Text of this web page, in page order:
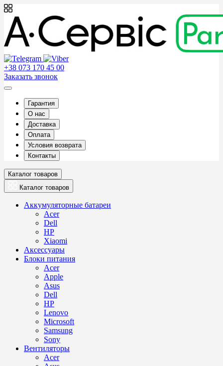
+38 073 170 45 00
Заказать звонок
Гарантия
О нас
Доставка
Оплата
Условия возврата
Контакты
Каталог товаров
Каталог товаров
Аккумуляторные батареи
Acer
Dell
HP
Xiaomi
Аксессуары
Блоки питания
Acer
Apple
Asus
Dell
HP
Lenovo
Microsoft
Samsung
Sony
Вентиляторы
Acer